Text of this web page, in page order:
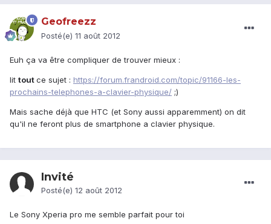
Geofreezz
Posté(e) 11 août 2012
Euh ça va être compliquer de trouver mieux :
lit toutce sujet : https://forum.frandroid.com/topic/91166-les-
prochains-telephones-a-clavier-physique/ ;)
Mais sache déjà que HTC (et Sony aussi apparemment) on dit
qu'il ne feront plus de smartphone a clavier physique.
Invité
Posté(e) 12 août 2012
Le Sony Xperia pro me semble parfait pour toi